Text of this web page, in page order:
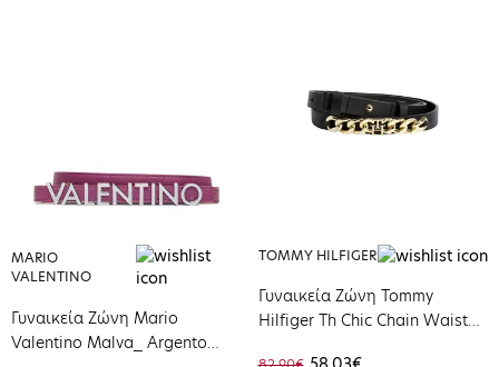
MARIO
VALENTINO
Γυναικεία Ζώνη Mario
Valentino Malva_ Argento
TOMMY HILFIGER
Γυναικεία Ζώνη Tommy
Hilfiger Th Chic Chain Waist